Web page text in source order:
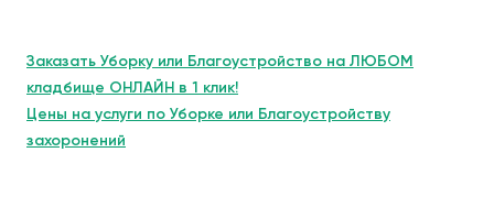
Заказать Уборку или Благоустройство на ЛЮБОМ
кладбище ОНЛАЙН в 1 клик!
Цены на услуги по Уборке или Благоустройству
захоронений